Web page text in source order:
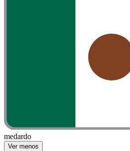
medardo
Ver menos